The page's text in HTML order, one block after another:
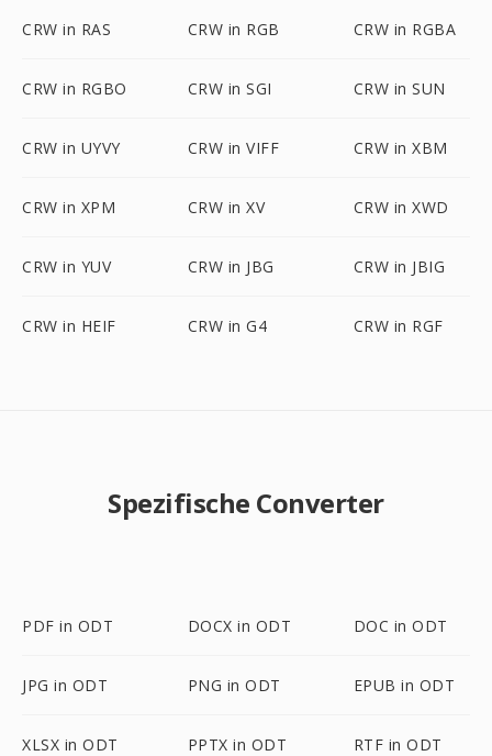
CRW in RAS CRW in RGB CRW in RGBA
CRW in RGBO CRW in SGI CRW in SUN
CRW in UYVY CRW in VIFF CRW in XBM
CRW in XPM CRW in XV CRW in XWD
CRW in YUV CRW in JBG CRW in JBIG
CRW in HEIF CRW in G4 CRW in RGF
Spezifische Converter
PDF in ODT DOCX in ODT DOC in ODT
JPG in ODT PNG in ODT EPUB in ODT
XLSX in ODT PPTX in ODT RTF in ODT